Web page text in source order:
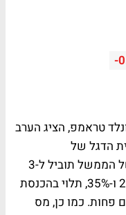
-
טראמפ, הציג הערב
הדגל של
ממשלו רפורמת המיסים. התוכנית של הממשל תוביל ל-3
מדרגות מס עבור הפרטיים: 12%, 25% ו-35%, תלוי בהכנסת
פחות. כמו כן, מס